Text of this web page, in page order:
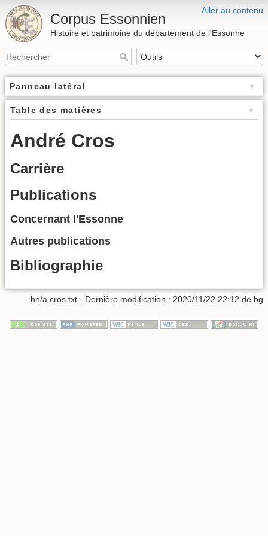
Aller au contenu
Corpus Essonnien
Histoire et patrimoine du département de l'Essonne
Panneau latéral
Table des matières
André Cros
Carrière
Publications
Concernant l'Essonne
Autres publications
Bibliographie
hn/a.cros.txt · Dernière modification : 2020/11/22 22:12 de bg